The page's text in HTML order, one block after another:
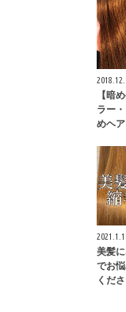
【暗
ラー
めヘ
美髪
でお
くだ